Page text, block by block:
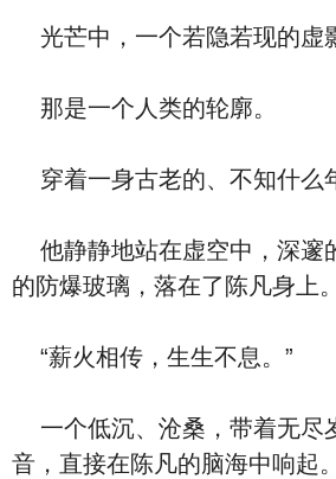
光芒中，一个若隐若现的虚
那是一个人类的轮廓。
穿着一身古老的、不知什么
他静静地站在虚空中，深邃
的防爆玻璃，落在了陈凡身上。
“薪火相传，生生不息。”
一个低沉、沧桑，带着无尽
音，直接在陈凡的脑海中响起。